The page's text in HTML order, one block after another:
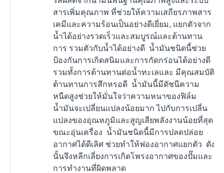
สารเพิ่มคุณภาพ ที่ช่วยให้ความเสถียรภาพสาร
เคมีและความร้อนเป็นอย่างดีเยี่ยม, แยกตัวจาก
น้ำได้อย่างรวดเร็วและสมบูรณ์และต้านทาน
การ รวมตัวกับน้ำได้อย่างดี น้ำมันชนิดนี้ช่วย
ป้องกันการเกิดสนิมและการกัดกร่อนได้อย่างดี
รวมทั้งการต้านทานต่อน้ำทะเลและ มีคุณสมบัติ
ต้านทานการสึกหรอดี น้ำมันนี้มีดัชนีความ
หนืดสูงช่วยให้มั่นใจว่าความหนาของฟิล์ม
น้ำมันจะเปลี่ยนแปลงน้อยมาก ไปกับการเปลี่น
แปลงของอุณหภูมิและสูญเสียพลังงานน้อยที่สุด
ขณะอุ่นเครื่อง น้ำมันชนิดนี้มีการปลดปล่อย
อากาศได้ดีเลิศ ช่วยทำให้ฟองอากาศแยกตัว ดัง
นั้นจึงหลีกเลี่ยงการเกิดโพรงอากาศของปั๊มและ
การทำงานที่ผิดพลาด